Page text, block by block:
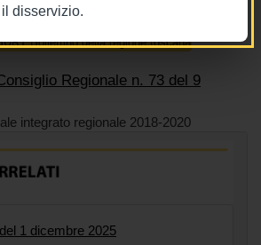
disservizio.
Bollettino della regione toscana
Regionale n. 73 del 9
integrato regionale 2018-2020
1 dicembre 2025